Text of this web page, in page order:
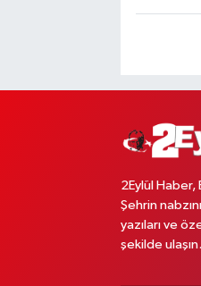
2Eylül Haber,
Şehrin
yazıları ve
şekilde ulaşın.